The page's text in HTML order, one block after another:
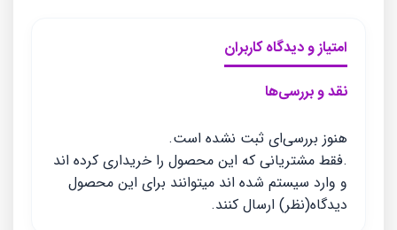
امتیاز و دیدگاه کاربران
نقد و بررسی‌ها
هنوز بررسی‌ای ثبت نشده است.
.فقط مشتریانی که این محصول را خریداری کرده اند
و وارد سیستم شده اند میتوانند برای این محصول
دیدگاه(نظر) ارسال کنند.